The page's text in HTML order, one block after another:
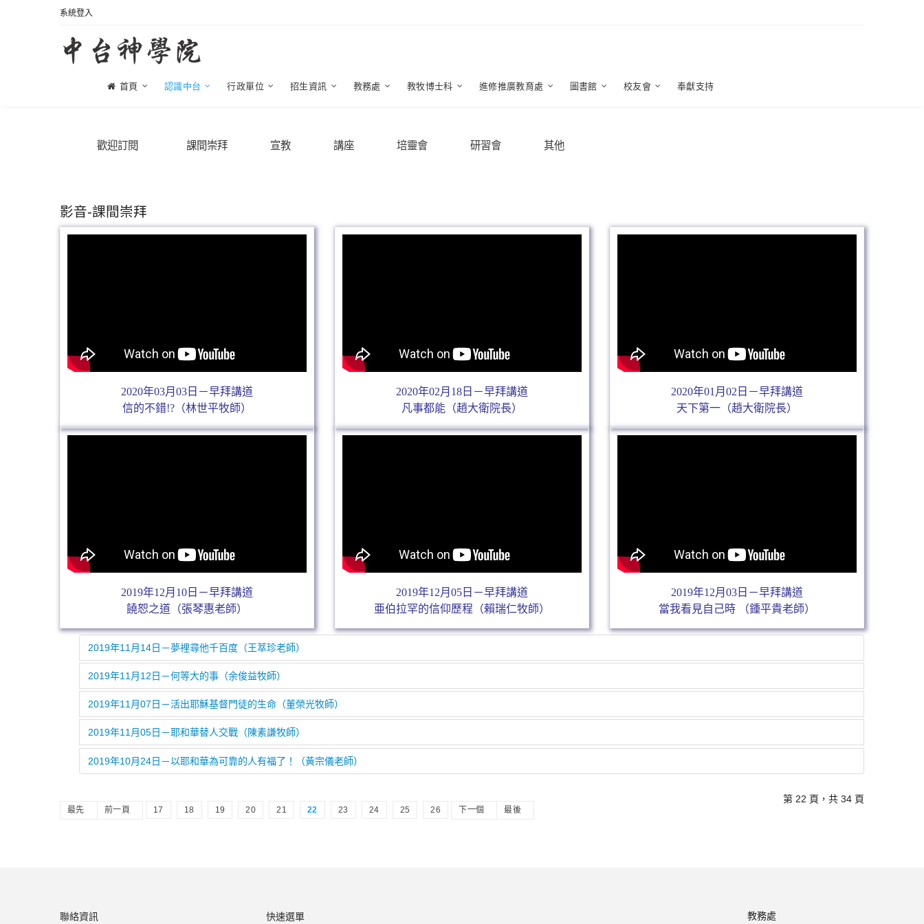
系統登入
首頁 認識中台 行政單位 招生資訊 教務處 教牧博士科 進修推廣教育處 圖書館 校友會 奉獻支持
歡迎訂閱 課間崇拜 宣教 講座 培靈會 研習會 其他
影音-課間崇拜
2020年03月03日－早拜講道
信的不錯!?（林世平牧師）
2020年02月18日－早拜講道
凡事都能（趙大衛院長）
2020年01月02日－早拜講道
天下第一（趙大衛院長）
2019年12月10日－早拜講道
饒恕之道（張琴惠老師）
2019年12月05日－早拜講道
亜伯拉罕的信仰歷程（賴瑞仁牧師）
2019年12月03日－早拜講道
當我看見自己時 （鍾平貴老師）
2019年11月14日－夢裡尋他千百度（王萃珍老師）
2019年11月12日－何等大的事（余俊益牧師）
2019年11月07日－活出耶穌基督門徒的生命（董榮光牧師）
2019年11月05日－耶和華替人交戰（陳素謙牧師）
2019年10月24日－以耶和華為可靠的人有福了！（黃宗儀老師）
第 22 頁，共 34 頁
最先 前一頁 17 18 19 20 21 22 23 24 25 26 下一個 最後
聯絡資訊 快速選單 教務處